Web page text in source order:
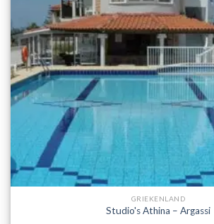
GRIEKENLAND
Studio's Athina – Argassi